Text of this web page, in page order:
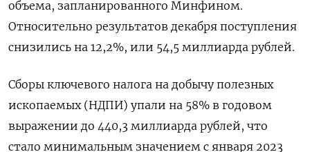
объема, запланированного Минфином.
Относительно результатов декабря поступления
снизились на ⁠12,2%, или 54,5 миллиарда рублей.
Сборы ключевого налога на добычу полезных
ископаемых (НДПИ) упали ‌на 58% в годовом
выражении до 440,3 миллиарда рублей, что
стало минимальным ‍значением с января 2023